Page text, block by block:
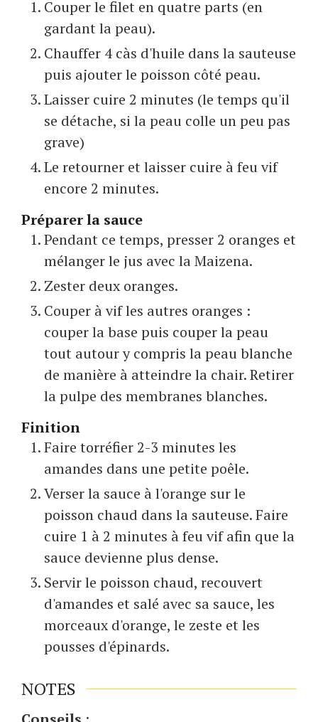
Couper le filet en quatre parts (en
gardant la peau).
Chauffer 4 càs d'huile dans la sauteuse
puis ajouter le poisson côté peau.
Laisser cuire 2 minutes (le temps qu'il
se détache, si la peau colle un peu pas
grave)
Le retourner et laisser cuire à feu vif
encore 2 minutes.
Préparer la sauce
Pendant ce temps, presser 2 oranges et
mélanger le jus avec la Maizena.
Zester deux oranges.
Couper à vif les autres oranges :
couper la base puis couper la peau
tout autour y compris la peau blanche
de manière à atteindre la chair. Retirer
la pulpe des membranes blanches.
Finition
Faire torréfier 2-3 minutes les
amandes dans une petite poêle.
Verser la sauce à l'orange sur le
poisson chaud dans la sauteuse. Faire
cuire 1 à 2 minutes à feu vif afin que la
sauce devienne plus dense.
Servir le poisson chaud, recouvert
d'amandes et salé avec sa sauce, les
morceaux d'orange, le zeste et les
pousses d'épinards.
NOTES